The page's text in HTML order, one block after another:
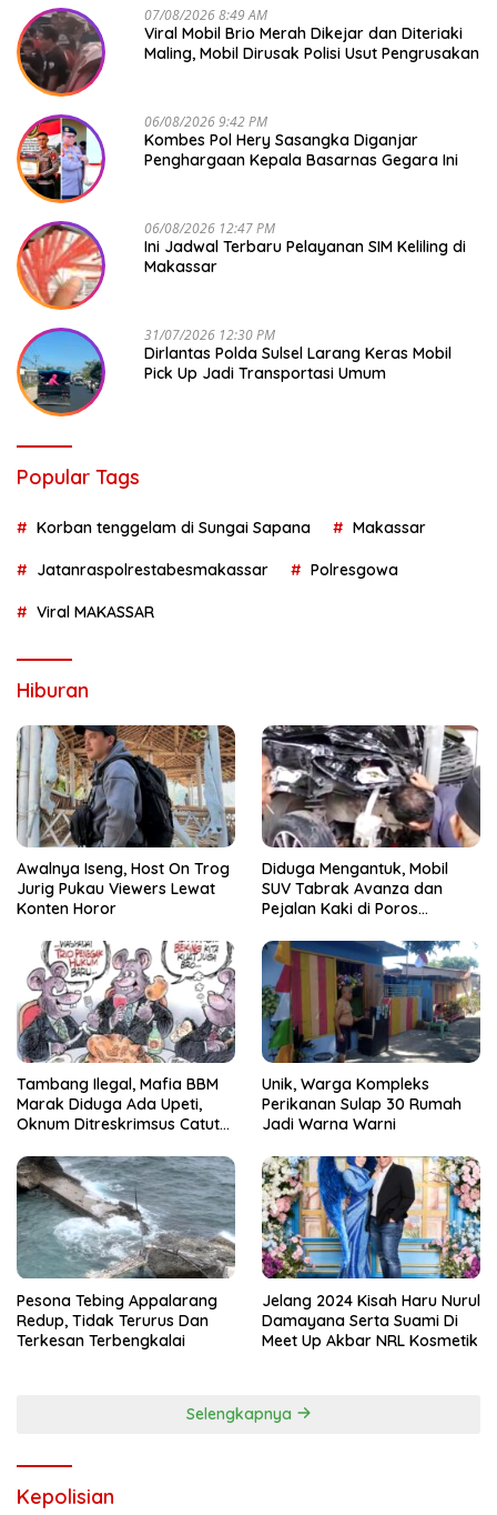
07/08/2026 8:49 AM
Viral Mobil Brio Merah Dikejar dan Diteriaki
Maling, Mobil Dirusak Polisi Usut Pengrusakan
06/08/2026 9:42 PM
Kombes Pol Hery Sasangka Diganjar
Penghargaan Kepala Basarnas Gegara Ini
06/08/2026 12:47 PM
Ini Jadwal Terbaru Pelayanan SIM Keliling di
Makassar
31/07/2026 12:30 PM
Dirlantas Polda Sulsel Larang Keras Mobil
Pick Up Jadi Transportasi Umum
Popular Tags
Korban tenggelam di Sungai Sapana Makassar
Jatanraspolrestabesmakassar Polresgowa
Viral MAKASSAR
Hiburan
Awalnya Iseng, Host On Trog
Jurig Pukau Viewers Lewat
Konten Horor
Diduga Mengantuk, Mobil
SUV Tabrak Avanza dan
Pejalan Kaki di Poros
Tambang Ilegal, Mafia BBM
Marak Diduga Ada Upeti,
Oknum Ditreskrimsus Catut
Unik, Warga Kompleks
Perikanan Sulap 30 Rumah
Jadi Warna Warni
Pesona Tebing Appalarang
Redup, Tidak Terurus Dan
Terkesan Terbengkalai
Jelang 2024 Kisah Haru Nurul
Damayana Serta Suami Di
Meet Up Akbar NRL Kosmetik
Selengkapnya
Kepolisian